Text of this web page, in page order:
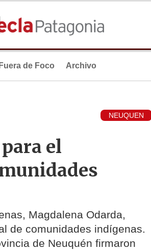
Fuera de Foco Archivo
NEUQUEN
el
Magdalena Odarda,
de comunidades indígenas.
de Neuquén firmaron